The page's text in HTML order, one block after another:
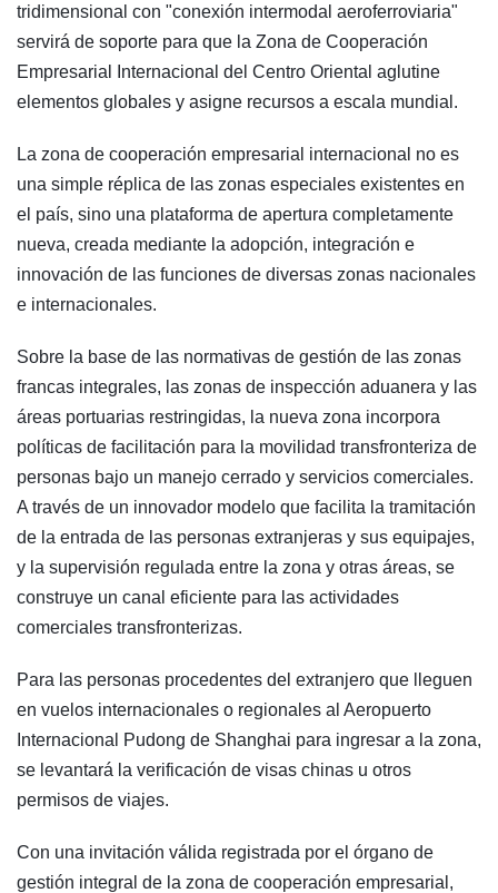
tridimensional con "conexión intermodal aeroferroviaria"
servirá de soporte para que la Zona de Cooperación
Empresarial Internacional del Centro Oriental aglutine
elementos globales y asigne recursos a escala mundial.
La zona de cooperación empresarial internacional no es
una simple réplica de las zonas especiales existentes en
el país, sino una plataforma de apertura completamente
nueva, creada mediante la adopción, integración e
innovación de las funciones de diversas zonas nacionales
e internacionales.
Sobre la base de las normativas de gestión de las zonas
francas integrales, las zonas de inspección aduanera y las
áreas portuarias restringidas, la nueva zona incorpora
políticas de facilitación para la movilidad transfronteriza de
personas bajo un manejo cerrado y servicios comerciales.
A través de un innovador modelo que facilita la tramitación
de la entrada de las personas extranjeras y sus equipajes,
y la supervisión regulada entre la zona y otras áreas, se
construye un canal eficiente para las actividades
comerciales transfronterizas.
Para las personas procedentes del extranjero que lleguen
en vuelos internacionales o regionales al Aeropuerto
Internacional Pudong de Shanghai para ingresar a la zona,
se levantará la verificación de visas chinas u otros
permisos de viajes.
Con una invitación válida registrada por el órgano de
gestión integral de la zona de cooperación empresarial,